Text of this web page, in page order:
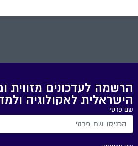
הרשמה לעדכונים מזווית
הישראלית לאקולוגיה
שם פרטי